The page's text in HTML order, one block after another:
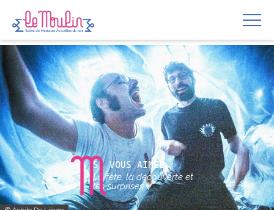
SI VOUS AIMEZ
La fête, la découverte et
les surprises !